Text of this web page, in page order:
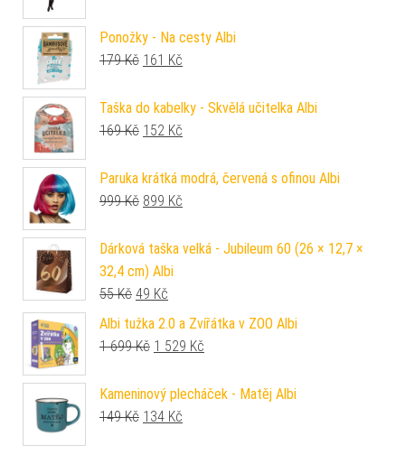
Ponožky - Na cesty Albi
179Kč Původní cena byla: 179 Kč.
161 Kč
Taška do kabelky - Skvělá učitelka Albi
169Kč Původní cena byla: 169 Kč.
152 Kč
Paruka krátká modrá, červená s ofinou Albi
999Kč Původní cena byla: 999 Kč.
899 Kč
Dárková taška velká - Jubileum 60 (26 × 12,7 ×
32,4 cm) Albi
55Kč Původní cena byla: 55 Kč.
49 Kč
Albi tužka 2.0 a Zvířátka v ZOO Albi
1 699Kč Původní cena byla: 1 699 Kč.
1 529 Kč
Kameninový plecháček - Matěj Albi
149Kč Původní cena byla: 149 Kč.
134 Kč